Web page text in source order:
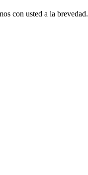
con usted a la brevedad.